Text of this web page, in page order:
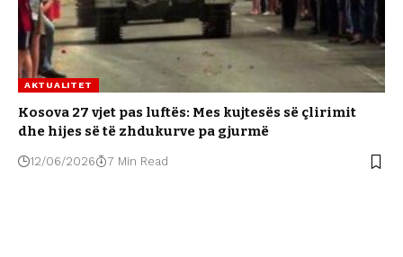
AKTUALITET
Kosova 27 vjet pas luftës: Mes kujtesës së çlirimit
dhe hijes së të zhdukurve pa gjurmë
12/06/2026 7 Min Read